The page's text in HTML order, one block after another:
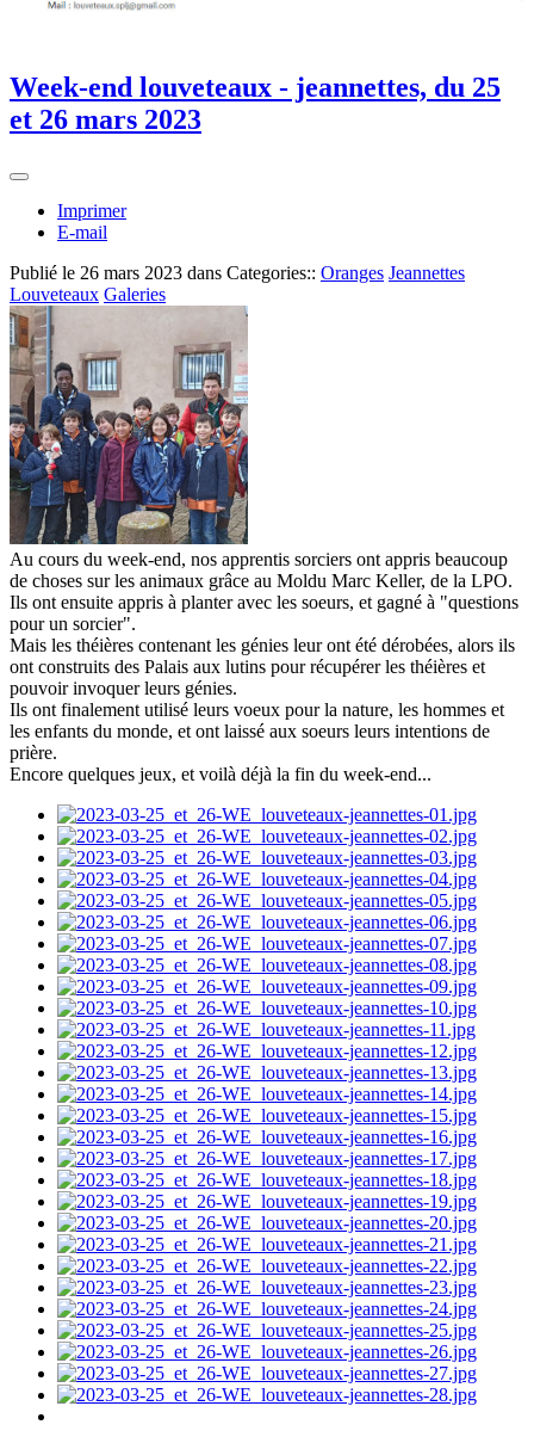
Week-end louveteaux - jeannettes, du 25
et 26 mars 2023
Imprimer
E-mail
Publié le 26 mars 2023 dans Categories:: Oranges Jeannettes
Louveteaux Galeries
Au cours du week-end, nos apprentis sorciers ont appris beaucoup
de choses sur les animaux grâce au Moldu Marc Keller, de la LPO.
Ils ont ensuite appris à planter avec les soeurs, et gagné à "questions
pour un sorcier".
Mais les théières contenant les génies leur ont été dérobées, alors ils
ont construits des Palais aux lutins pour récupérer les théières et
pouvoir invoquer leurs génies.
Ils ont finalement utilisé leurs voeux pour la nature, les hommes et
les enfants du monde, et ont laissé aux soeurs leurs intentions de
prière.
Encore quelques jeux, et voilà déjà la fin du week-end...